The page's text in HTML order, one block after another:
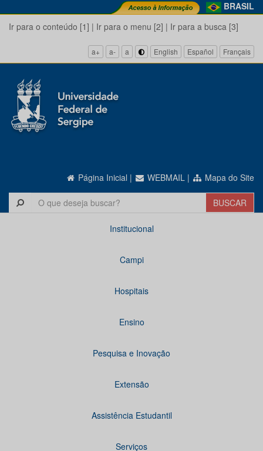
BRASIL
Ir para o conteúdo [1] | Ir para o menu [2] | Ir para a busca [3]
a+ a- a English Español Français
Página Inicial | WEBMAIL | Mapa do Site
Institucional
Campi
Hospitais
Ensino
Pesquisa e Inovação
Extensão
Assistência Estudantil
Serviços